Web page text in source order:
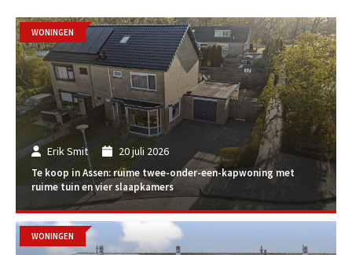
Erik Smit 20 juli 2026
Te koop in Assen: ruime twee-onder-een-kapwoning met
ruime tuin en vier slaapkamers
WONINGEN
WONINGEN